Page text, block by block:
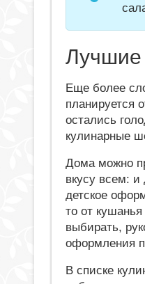
Лучшие
Еще более
планируется
остались
кулинарные
Дома можно
вкусу всем:
детское
то от
выбирать,
оформления
В списке